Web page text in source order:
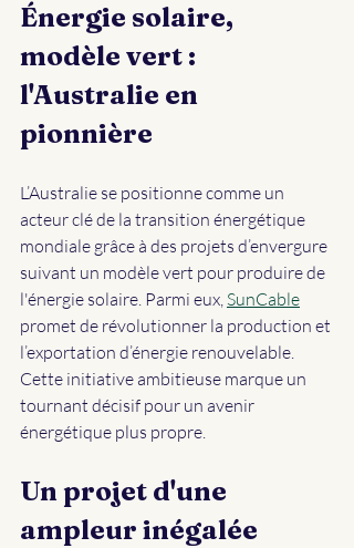
Énergie solaire,
modèle vert :
l'Australie en
pionnière
L’Australie se positionne comme un
acteur clé de la transition énergétique
mondiale grâce à des projets d’envergure
suivant un modèle vert pour produire de
l'énergie solaire. Parmi eux, SunCable
promet de révolutionner la production et
l’exportation d’énergie renouvelable.
Cette initiative ambitieuse marque un
tournant décisif pour un avenir
énergétique plus propre.
Un projet d'une
ampleur inégalée